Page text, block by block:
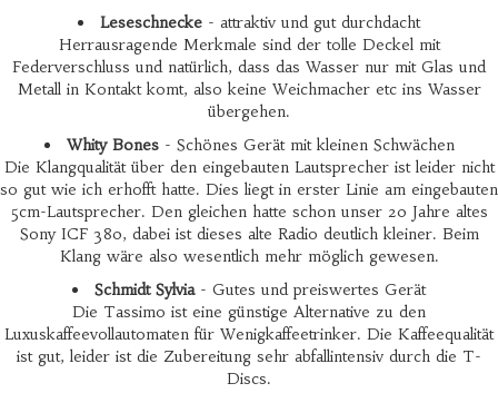
Leseschnecke - attraktiv und gut durchdacht
Herrausragende Merkmale sind der tolle Deckel mit
Federverschluss und natürlich, dass das Wasser nur mit Glas und
Metall in Kontakt komt, also keine Weichmacher etc ins Wasser
übergehen.
Whity Bones- Schönes Gerät mit kleinen Schwächen
Die Klangqualität über den eingebauten Lautsprecher ist leider nicht
so gut wie ich erhofft hatte. Dies liegt in erster Linie am eingebauten
5cm-Lautsprecher. Den gleichen hatte schon unser 20 Jahre altes
Sony ICF 380, dabei ist dieses alte Radio deutlich kleiner. Beim
Klang wäre also wesentlich mehr möglich gewesen.
Schmidt Sylvia- Gutes und preiswertes Gerät
Die Tassimo ist eine günstige Alternative zu den
Luxuskaffeevollautomaten für Wenigkaffeetrinker. Die Kaffeequalität
ist gut, leider ist die Zubereitung sehr abfallintensiv durch die T-
Discs.